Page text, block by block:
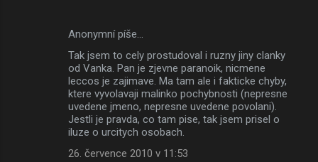
Anonymní píše…
Tak jsem to cely prostudoval i ruzny jiny clanky
od Vanka. Pan je zjevne paranoik, nicmene
leccos je zajimave. Ma tam ale i fakticke chyby,
ktere vyvolavaji malinko pochybnosti (nepresne
uvedene jmeno, nepresne uvedene povolani).
Jestli je pravda, co tam pise, tak jsem prisel o
iluze o urcitych osobach.
26. července 2010 v 11:53